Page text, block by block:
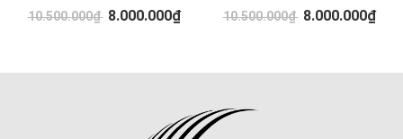
10.500.000₫ 8.000.000₫
10.500.000₫ 8.000.000₫